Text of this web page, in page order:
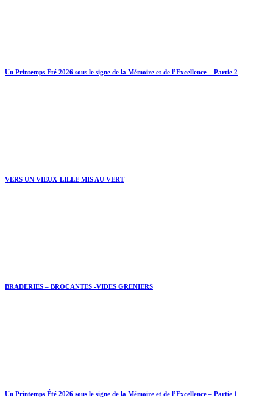
Un Printemps Été 2026 sous le signe de la Mémoire et de l’Excellence – Partie 2
VERS UN VIEUX-LILLE MIS AU VERT
BRADERIES – BROCANTES -VIDES GRENIERS
Un Printemps Été 2026 sous le signe de la Mémoire et de l’Excellence – Partie 1